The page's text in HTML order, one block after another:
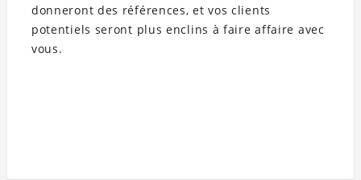
donneront des références, et vos clients
potentiels seront plus enclins à faire affaire avec
vous.